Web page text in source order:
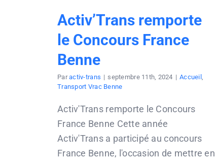
Activ’Trans remporte
le Concours France
Benne
Paractiv-trans | septembre 11th, 2024 | Accueil ,
Transport Vrac Benne
Activ'Trans remporte le Concours
France Benne Cette année
Activ'Trans a participé au concours
France Benne, l'occasion de mettre en